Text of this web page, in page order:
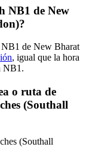
NB1 de New
NB1 de New Bharat
, igual que la hora
NB1.
o ruta de
(Southall
(Southall